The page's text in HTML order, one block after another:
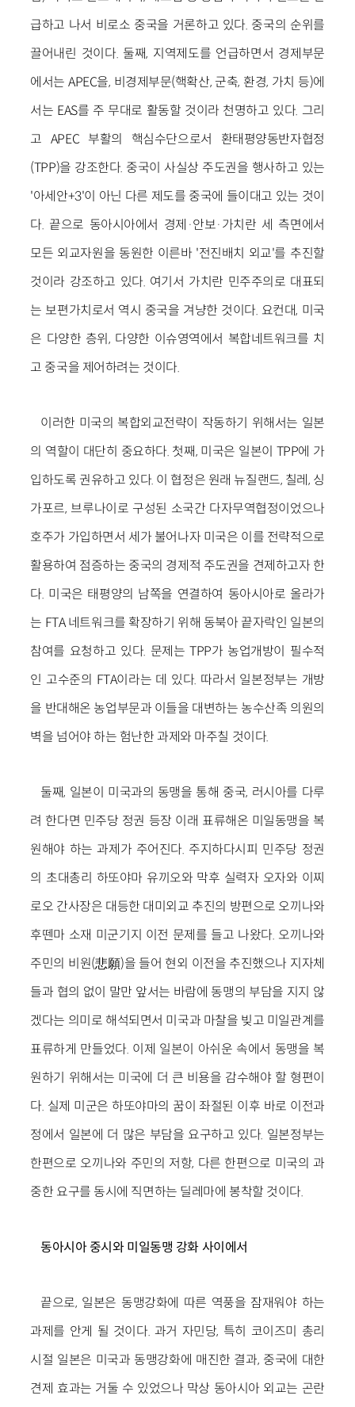
급하고 나서 비로소 중국을 거론하고 있다. 중국의 순위를
끌어내린 것이다. 둘째, 지역제도를 언급하면서 경제부문
에서는 APEC을, 비경제부문(핵확산, 군축, 환경, 가치 등)에
서는 EAS를 주 무대로 활동할 것이라 천명하고 있다. 그리
고 APEC 부활의 핵심수단으로서 환태평양동반자협정
(TPP)을 강조한다. 중국이 사실상 주도권을 행사하고 있는
'아세안+3'이 아닌 다른 제도를 중국에 들이대고 있는 것이
다. 끝으로 동아시아에서 경제·안보·가치란 세 측면에서
모든 외교자원을 동원한 이른바 '전진배치 외교'를 추진할
것이라 강조하고 있다. 여기서 가치란 민주주의로 대표되
는 보편가치로서 역시 중국을 겨냥한 것이다. 요컨대, 미국
은 다양한 층위, 다양한 이슈영역에서 복합네트워크를 치
고 중국을 제어하려는 것이다.
이러한 미국의 복합외교전략이 작동하기 위해서는 일본
의 역할이 대단히 중요하다. 첫째, 미국은 일본이 TPP에 가
입하도록 권유하고 있다. 이 협정은 원래 뉴질랜드, 칠레, 싱
가포르, 브루나이로 구성된 소국간 다자무역협정이었으나
호주가 가입하면서 세가 불어나자 미국은 이를 전략적으로
활용하여 점증하는 중국의 경제적 주도권을 견제하고자 한
다. 미국은 태평양의 남쪽을 연결하여 동아시아로 올라가
는 FTA 네트워크를 확장하기 위해 동북아 끝자락인 일본의
참여를 요청하고 있다. 문제는 TPP가 농업개방이 필수적
인 고수준의 FTA이라는 데 있다. 따라서 일본정부는 개방
을 반대해온 농업부문과 이들을 대변하는 농수산족 의원의
벽을 넘어야 하는 험난한 과제와 마주칠 것이다.
둘째, 일본이 미국과의 동맹을 통해 중국, 러시아를 다루
려 한다면 민주당 정권 등장 이래 표류해온 미일동맹을 복
원해야 하는 과제가 주어진다. 주지하다시피 민주당 정권
의 초대총리 하또야마 유끼오와 막후 실력자 오자와 이찌
로오 간사장은 대등한 대미외교 추진의 방편으로 오끼나와
후뗀마 소재 미군기지 이전 문제를 들고 나왔다. 오끼나와
주민의 비원(悲願)을 들어 현외 이전을 추진했으나 지자체
들과 협의 없이 말만 앞서는 바람에 동맹의 부담을 지지 않
겠다는 의미로 해석되면서 미국과 마찰을 빚고 미일관계를
표류하게 만들었다. 이제 일본이 아쉬운 속에서 동맹을 복
원하기 위해서는 미국에 더 큰 비용을 감수해야 할 형편이
다. 실제 미군은 하또야마의 꿈이 좌절된 이후 바로 이전과
정에서 일본에 더 많은 부담을 요구하고 있다. 일본정부는
한편으로 오끼나와 주민의 저항, 다른 한편으로 미국의 과
중한 요구를 동시에 직면하는 딜레마에 봉착할 것이다.
동아시아 중시와 미일동맹 강화 사이에서
끝으로, 일본은 동맹강화에 따른 역풍을 잠재워야 하는
과제를 안게 될 것이다. 과거 자민당, 특히 코이즈미 총리
시절 일본은 미국과 동맹강화에 매진한 결과, 중국에 대한
견제 효과는 거둘 수 있었으나 막상 동아시아 외교는 곤란